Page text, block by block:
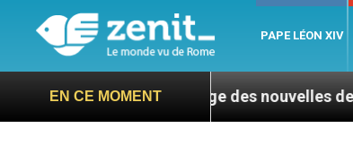
PAPE LÉON XIV
EN CE MOMENT
exige des nouvelles de Mgr Mata